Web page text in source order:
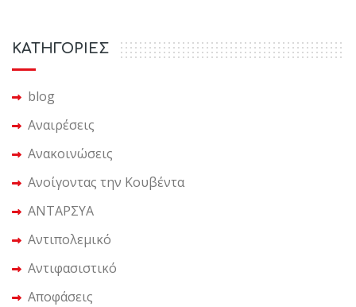
KΑΤΗΓΟΡΙΕΣ
blog
Αναιρέσεις
Ανακοινώσεις
Ανοίγοντας την Κουβέντα
ΑΝΤΑΡΣΥΑ
Αντιπολεμικό
Αντιφασιστικό
Αποφάσεις